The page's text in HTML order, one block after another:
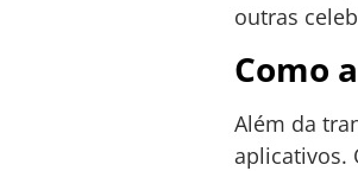
outras
Como
Além da
aplicativos.